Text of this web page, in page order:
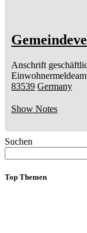
Anschrift
83539 Germany
Show Notes
Suchen
Top Themen